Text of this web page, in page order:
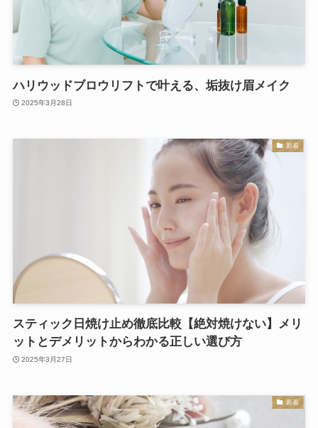
ハリウッドブロウリフトで叶える、垢抜け眉メイク
2025年3月28日
新着
スティック日焼け止め徹底比較【絶対焼けない】メリ
ットとデメリットからわかる正しい選び方
2025年3月27日
新着